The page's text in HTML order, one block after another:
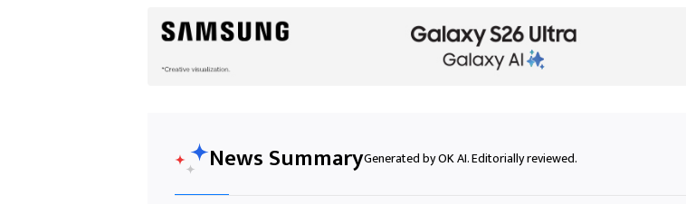
News SummaryGenerated by OK AI. Editorially reviewed.